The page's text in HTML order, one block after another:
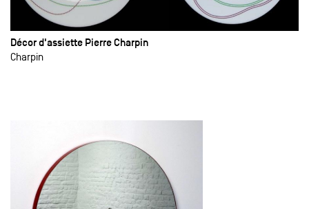
Décor d'assiette Pierre Charpin
Charpin